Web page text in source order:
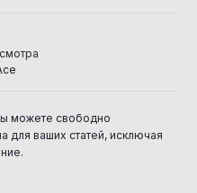
можете свободно
для ваших статей, исключая